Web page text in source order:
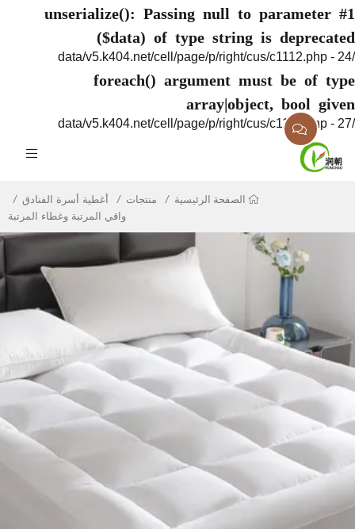
unserialize(): Passing null to
($data) of type string is
foreach() argument must be of
array|object, bool
الصفحة الرئيسية منتجات
أغطية أسرة الفنادق
واقي المرتبة وغطاء المرتبة